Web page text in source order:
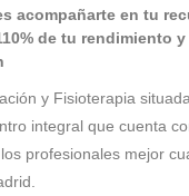
acompañarte en tu
de tu rendimiento
y Fisioterapia
integral que cuenta
profesionales mejor